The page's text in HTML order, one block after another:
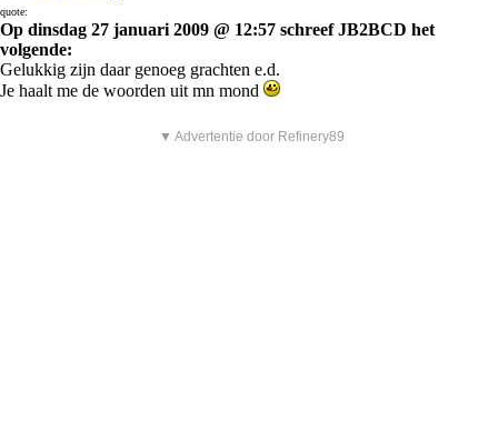
quote:
Op dinsdag 27 januari 2009 @ 12:57 schreef JB2BCD het
volgende:
Gelukkig zijn daar genoeg grachten e.d.
Je haalt me de woorden uit mn mond
▼ Advertentie door Refinery89